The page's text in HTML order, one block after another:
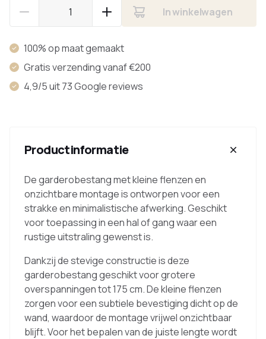
In winkelwagen
100% op maat gemaakt
Gratis verzending vanaf €200
4,9/5 uit 73 Google reviews
Productinformatie
De garderobestang met kleine flenzen en
onzichtbare montage is ontworpen voor een
strakke en minimalistische afwerking. Geschikt
voor toepassing in een hal of gang waar een
rustige uitstraling gewenst is.
Dankzij de stevige constructie is deze
garderobestang geschikt voor grotere
overspanningen tot 175 cm. De kleine flenzen
zorgen voor een subtiele bevestiging dicht op de
wand, waardoor de montage vrijwel onzichtbaar
blijft. Voor het bepalen van de juiste lengte wordt